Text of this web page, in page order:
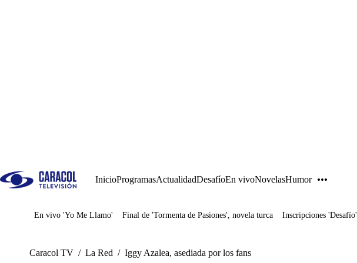
InicioProgramasActualidadDesafíoEn vivoNovelasHumor
Juegos
En vivo 'Yo Me Llamo' Final de 'Tormenta de Pasiones', novela turca Inscripciones 'Desafío'
Caracol TV / La Red / Iggy Azalea, asediada por los fans